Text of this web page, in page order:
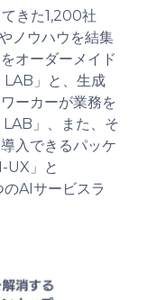
きた1,200社
ノウハウを結集
オーダーメイド
」と、生成
ーカーが業務を
」、また、そ
入できるパッケ
UX」と
AIサービスラ